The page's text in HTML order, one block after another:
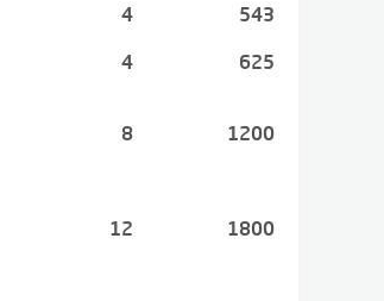
543
4
625
4
1200
8
1800
12